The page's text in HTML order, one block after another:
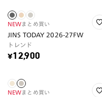
NEWまとめ買い
JINS TODAY 2026-27FW
トレンド
¥12,900
NEWまとめ買い